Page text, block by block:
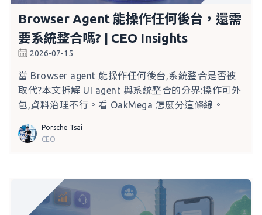
Browser Agent 能操作任何後台，還需
要系統整合嗎? | CEO Insights
2026-07-15
當 Browser agent 能操作任何後台,系統整合是否被
取代?本文拆解 UI agent 與系統整合的分界:操作可外
包,資料治理不行。看 OakMega 怎麼分這條線。
Porsche Tsai
CEO